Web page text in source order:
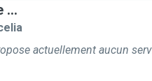
unbedingt als Jungtiere zu
eine Vorgeschichte haben.
kann ich behaupten dass Ich
Kennenlernerfahrung mit
mich zu einem erfahrenen
...
actuellement aucun